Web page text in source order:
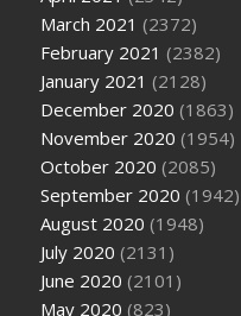
March 2021 (2372)
February 2021 (2382)
January 2021 (2128)
December 2020 (1863)
November 2020 (1954)
October 2020 (2085)
September 2020 (1942)
August 2020 (1948)
July 2020 (2131)
June 2020 (2101)
May 2020 (823)